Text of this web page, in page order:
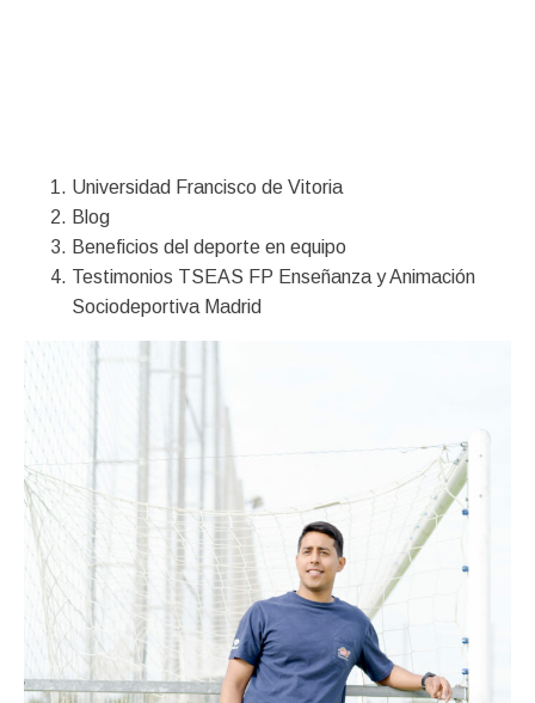
Universidad Francisco de Vitoria
Blog
Beneficios del deporte en equipo
Testimonios TSEAS FP Enseñanza y Animación
Sociodeportiva Madrid